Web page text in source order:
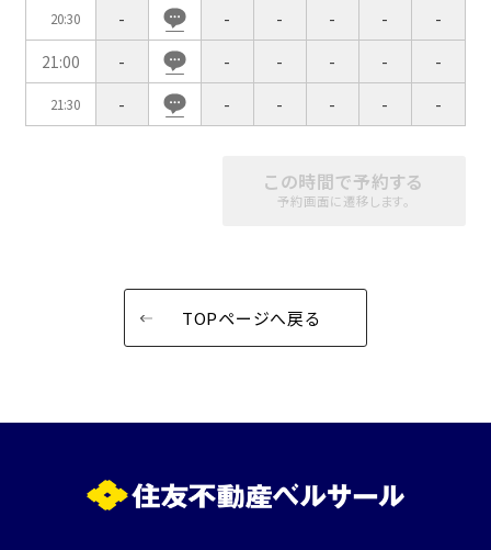
20:30 - - - - -
-
21:00
- - - - - -
21:30 - - - - - -
この時間で予約する
予約画面に遷移します。
TOPページへ戻る
大型スクリーンあり
4t車以上荷捌きあり
時間貸し駐車場あり
専有回線(NURO)あり
用途で選ぶ
株主総会・IR
プレス発表